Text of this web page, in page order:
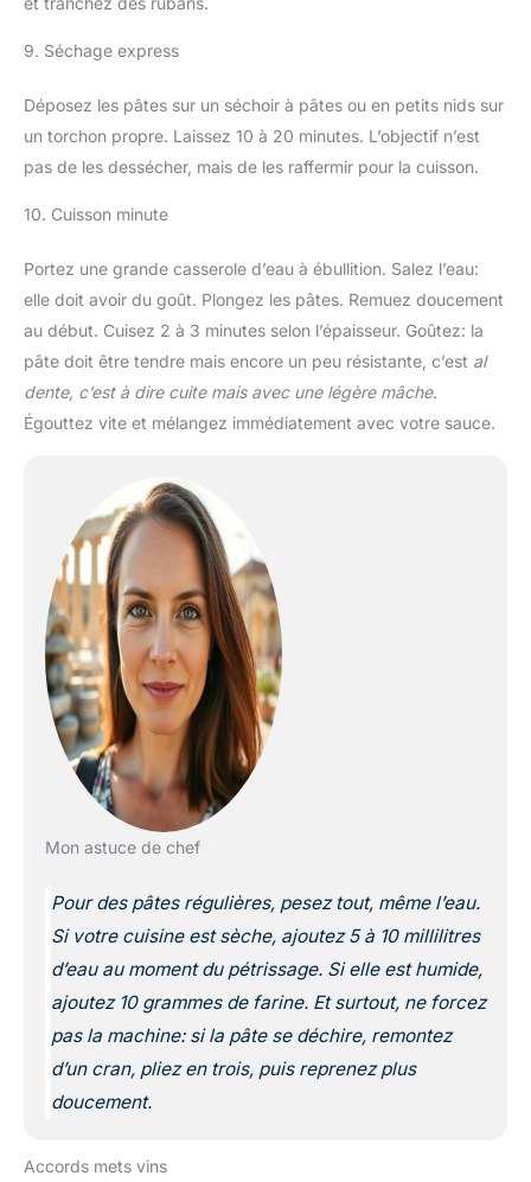
9. Séchage express
Déposez les pâtes sur un séchoir à pâtes ou en petits nids sur
un torchon propre. Laissez 10 à 20 minutes. L’objectif n’est
pas de les dessécher, mais de les raffermir pour la cuisson.
10. Cuisson minute
Portez une grande casserole d’eau à ébullition. Salez l’eau:
elle doit avoir du goût. Plongez les pâtes. Remuez doucement
au début. Cuisez 2 à 3 minutes selon l’épaisseur. Goûtez: la
pâte doit être tendre mais encore un peu résistante, c’est al
dente, c’est à dire cuite mais avec une légère mâche.
Égouttez vite et mélangez immédiatement avec votre sauce.
Mon astuce de chef
Pour des pâtes régulières, pesez tout, même l’eau.
Si votre cuisine est sèche, ajoutez 5 à 10 millilitres
d’eau au moment du pétrissage. Si elle est humide,
ajoutez 10 grammes de farine. Et surtout, ne forcez
pas la machine: si la pâte se déchire, remontez
d’un cran, pliez en trois, puis reprenez plus
doucement.
Accords mets vins